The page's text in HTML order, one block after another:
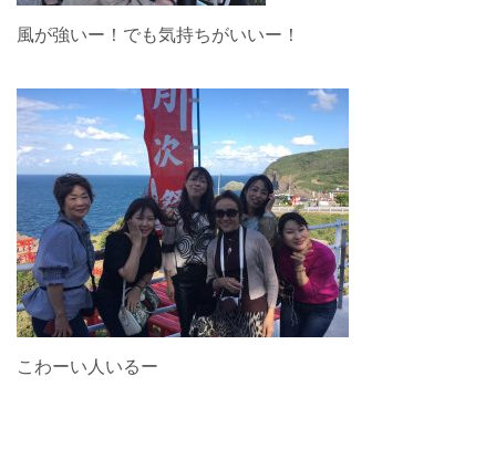
風が強いー！でも気持ちがいいー！
こわーい人いるー